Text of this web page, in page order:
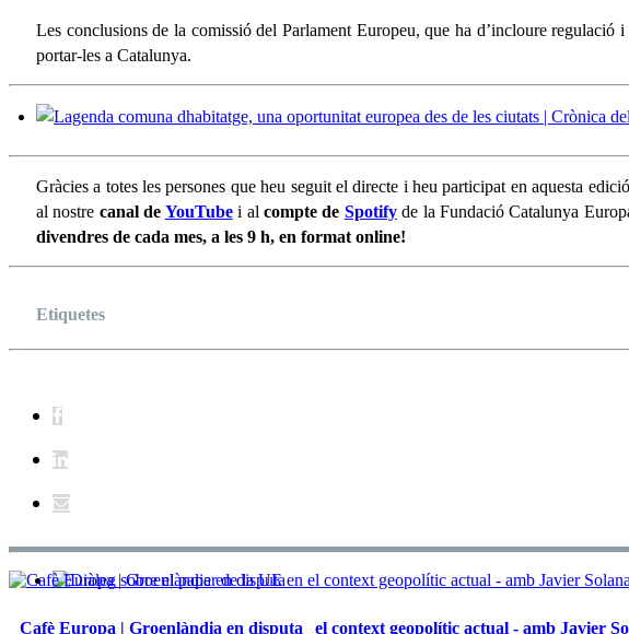
Les conclusions de la comissió del Parlament Europeu, que ha d’incloure regulació
portar-les a Catalunya.
Gràcies a totes les persones que heu seguit el directe i heu participat en aquesta
al nostre canal de YouTubei al compte de Spotifyde la Fundació Catalunya
divendres de cada mes, a les 9 h, en format online!
Etiquetes
Diàleg sobre el paper de la UE en el context geopolític actual - amb Javier
Cafè Europa | Groenlàndia en disputa